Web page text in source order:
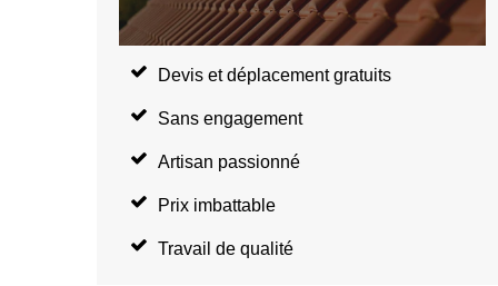
Devis et déplacement gratuits
Sans engagement
Artisan passionné
Prix imbattable
Travail de qualité